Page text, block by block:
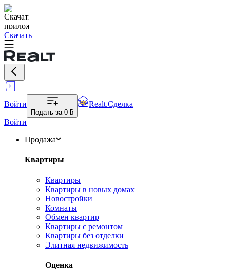
Скачать
Войти
Подать за 0 ƃ
Realt.Сделка
Войти
Продажа
Квартиры
Квартиры
Квартиры в новых домах
Новостройки
Комнаты
Обмен квартир
Квартиры с ремонтом
Квартиры без отделки
Элитная недвижимость
Оценка